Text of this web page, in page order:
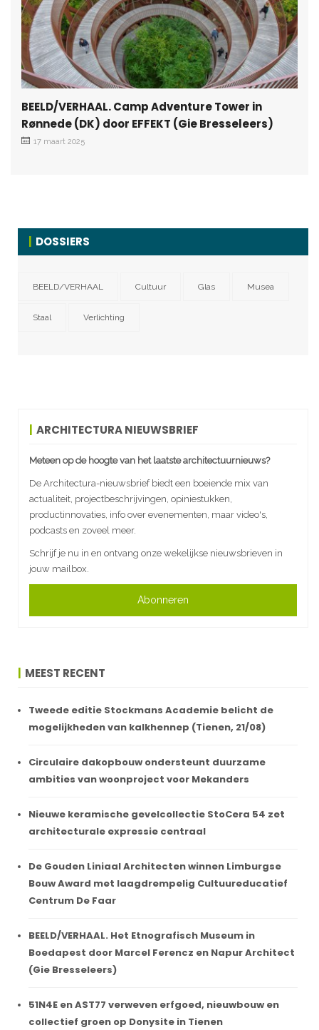
BEELD/VERHAAL. Camp Adventure Tower in
Rønnede (DK) door EFFEKT (Gie Bresseleers)
17 maart 2025
DOSSIERS
BEELD/VERHAAL Cultuur Glas Musea
Staal Verlichting
ARCHITECTURA NIEUWSBRIEF
Meteen op de hoogte van het laatste architectuurnieuws?
De Architectura-nieuwsbrief biedt een boeiende mix van
actualiteit, projectbeschrijvingen, opiniestukken,
productinnovaties, info over evenementen, maar video's,
podcasts en zoveel meer.
Schrijf je nu in en ontvang onze wekelijkse nieuwsbrieven in
jouw mailbox.
Abonneren
MEEST RECENT
Tweede editie Stockmans Academie belicht de
mogelijkheden van kalkhennep (Tienen, 21/08)
Circulaire dakopbouw ondersteunt duurzame
ambities van woonproject voor Mekanders
Nieuwe keramische gevelcollectie StoCera 54 zet
architecturale expressie centraal
De Gouden Liniaal Architecten winnen Limburgse
Bouw Award met laagdrempelig Cultuureducatief
Centrum De Faar
BEELD/VERHAAL. Het Etnografisch Museum in
Boedapest door Marcel Ferencz en Napur Architect
(Gie Bresseleers)
51N4E en AST77 verweven erfgoed, nieuwbouw en
collectief groen op Donysite in Tienen